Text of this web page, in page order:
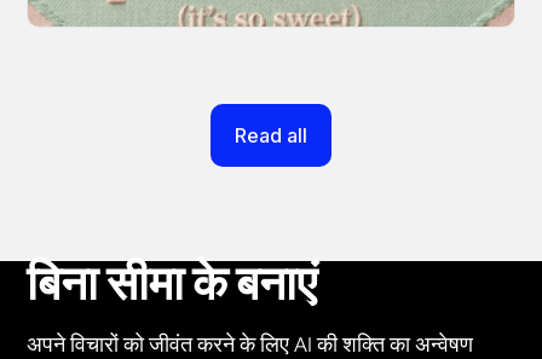
Read all
बिना सीमा के बनाएं
अपने विचारों को जीवंत करने के लिए AI की शक्ति का अन्वेषण